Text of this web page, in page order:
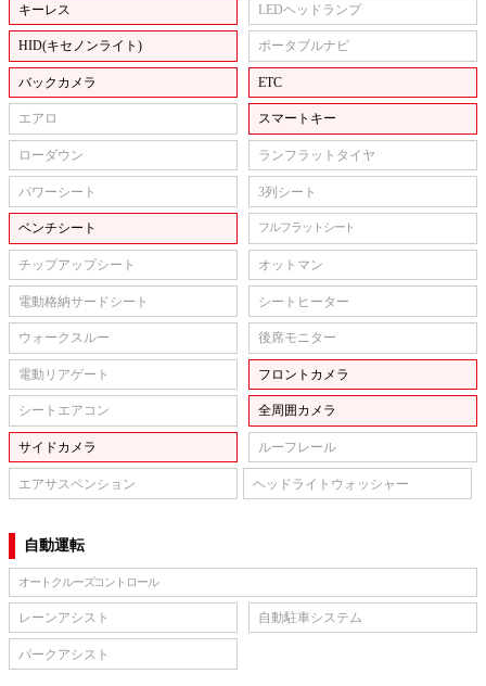
キーレス LEDヘッドランプ
HID(キセノンライト) ポータブルナビ
バックカメラ ETC
エアロ スマートキー
ローダウン ランフラットタイヤ
パワーシート 3列シート
ベンチシート フルフラットシート
チップアップシート オットマン
電動格納サードシート シートヒーター
ウォークスルー 後席モニター
電動リアゲート フロントカメラ
シートエアコン 全周囲カメラ
サイドカメラ ルーフレール
エアサスペンション ヘッドライトウォッシャー
自動運転
オートクルーズコントロール
レーンアシスト 自動駐車システム
パークアシスト